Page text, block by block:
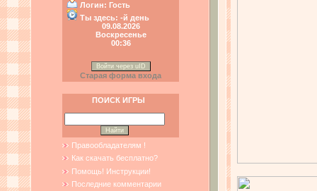
Логин: Гость
Ты здесь: -й день
09.08.2026
Воскресенье
00:36
Войти через uID
Старая форма входа
ПОИСК ИГРЫ
Правообладателям !
Как скачать бесплатно?
Помощь! Инструкции!
Последние комментарии